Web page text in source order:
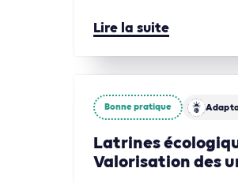
Lire la suite
Bonne pratique
Latrines
Valorisation des